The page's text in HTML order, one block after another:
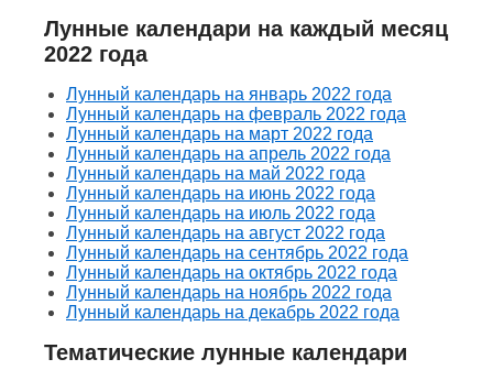
Лунные календари на каждый месяц
2022 года
Лунный календарь на январь 2022 года
Лунный календарь на февраль 2022 года
Лунный календарь на март 2022 года
Лунный календарь на апрель 2022 года
Лунный календарь на май 2022 года
Лунный календарь на июнь 2022 года
Лунный календарь на июль 2022 года
Лунный календарь на август 2022 года
Лунный календарь на сентябрь 2022 года
Лунный календарь на октябрь 2022 года
Лунный календарь на ноябрь 2022 года
Лунный календарь на декабрь 2022 года
Тематические лунные календари